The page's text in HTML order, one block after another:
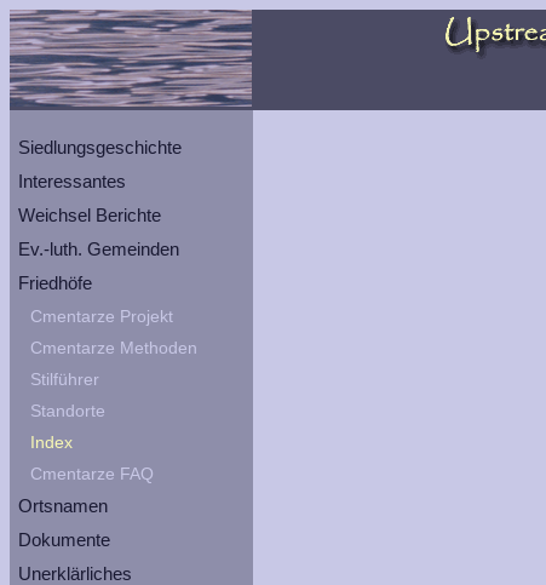
Siedlungsgeschichte
Interessantes
Weichsel Berichte
Ev.-luth. Gemeinden
Friedhöfe
Cmentarze Projekt
Cmentarze Methoden
Stilführer
Standorte
Index
Cmentarze FAQ
Ortsnamen
Dokumente
Unerklärliches